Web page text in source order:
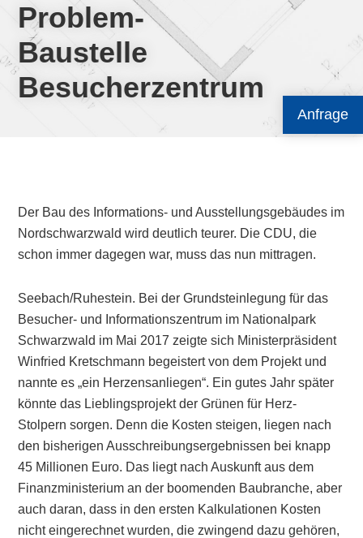
Anfrage
Problem-
Baustelle
Besucherzentrum
Der Bau des Informations- und Ausstellungsgebäudes im
Nordschwarzwald wird deutlich teurer. Die CDU, die
schon immer dagegen war, muss das nun mittragen.
Seebach/Ruhestein. Bei der Grundsteinlegung für das
Besucher- und Informationszentrum im Nationalpark
Schwarzwald im Mai 2017 zeigte sich Ministerpräsident
Winfried Kretschmann begeistert von dem Projekt und
nannte es „ein Herzensanliegen“. Ein gutes Jahr später
könnte das Lieblingsprojekt der Grünen für Herz-
Stolpern sorgen. Denn die Kosten steigen, liegen nach
den bisherigen Ausschreibungsergebnissen bei knapp
45 Millionen Euro. Das liegt nach Auskunft aus dem
Finanzministerium an der boomenden Baubranche, aber
auch daran, dass in den ersten Kalkulationen Kosten
nicht eingerechnet wurden, die zwingend dazu gehören,